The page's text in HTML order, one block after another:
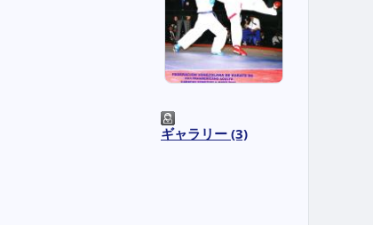
ギャラリー (3)